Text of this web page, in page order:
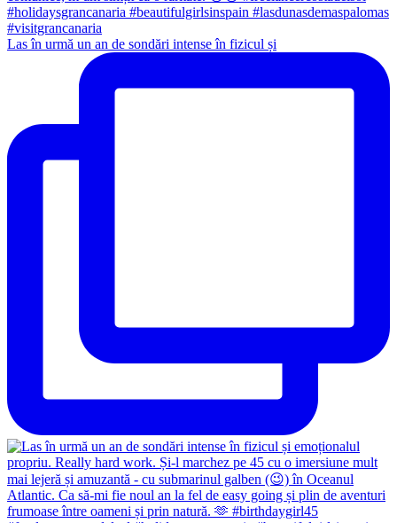
Las în urmă un an de sondări intense în fizicul și